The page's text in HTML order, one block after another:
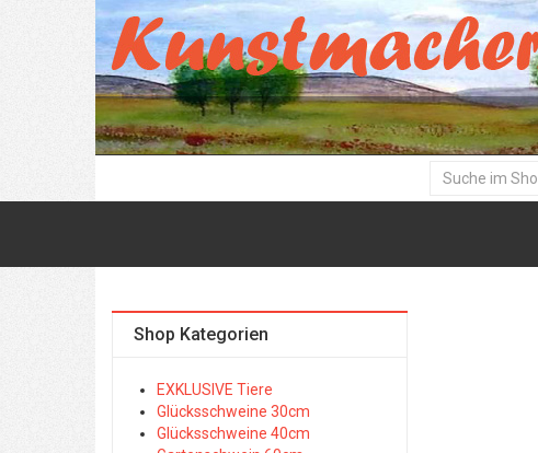
Shop Kategorien
EXKLUSIVE Tiere
Glücksschweine 30cm
Glücksschweine 40cm